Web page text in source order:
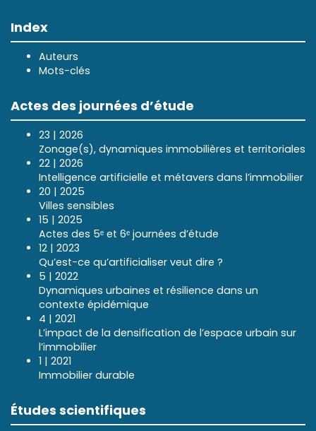
Index
Auteurs
Mots-clés
Actes des journées d’étude
23 | 2026
Zonage(s), dynamiques immobilières et territoriales
22 | 2026
Intelligence artificielle et métavers dans l’immobilier
20 | 2025
Villes sensibles
15 | 2025
Actes des 5ᵉ et 6ᵉ journées d’étude
12 | 2023
Qu’est-ce qu’artificialiser veut dire ?
5 | 2022
Dynamiques urbaines et résilience dans un
contexte épidémique
4 | 2021
L’impact de la densification de l’espace urbain sur
l’immobilier
1 | 2021
Immobilier durable
Études scientifiques